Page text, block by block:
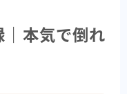
本気で倒れ